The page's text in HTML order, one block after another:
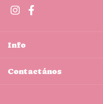
Info
Contactános